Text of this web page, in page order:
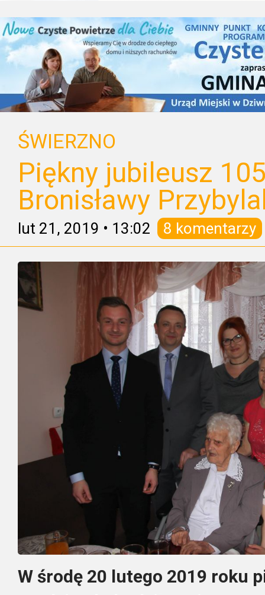
ŚWIERZNO
Piękny jubileusz
Bronisławy
lut 21, 2019 • 13:02 8 komentarzy
W środę 20 lutego 2019 roku